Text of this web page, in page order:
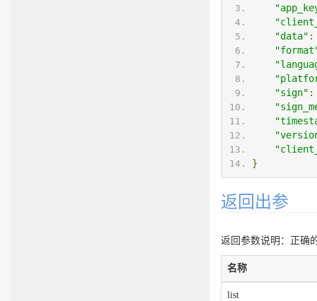
"data" :
"sign" :
}
返回出参
返回参数说明：正确
名称
list